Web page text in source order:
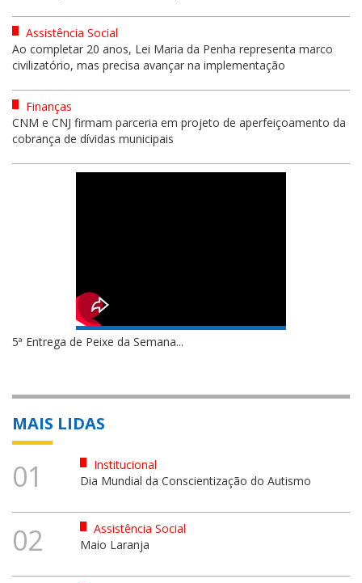
Assistência Social
Ao completar 20 anos, Lei Maria da Penha representa marco
civilizatório, mas precisa avançar na implementação
Finanças
CNM e CNJ firmam parceria em projeto de aperfeiçoamento da
cobrança de dívidas municipais
5ª Entrega de Peixe da Semana...
MAIS LIDAS
01
Institucional
Dia Mundial da Conscientização do Autismo
02
Assistência Social
Maio Laranja